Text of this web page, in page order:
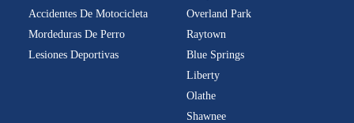
Accidentes De Motocicleta
Mordeduras De Perro
Lesiones Deportivas
Overland Park
Raytown
Blue Springs
Liberty
Olathe
Shawnee